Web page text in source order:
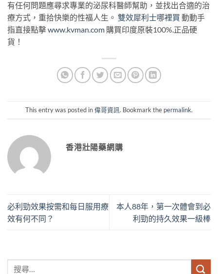
有任何問題應尋求專業的泌尿科醫師幫助，並找出合適的治
療方式，重拾快樂的性福人生。 雙效犀利士哪裡買 動動手
指直接點擊www.kvman.com 購買印度原裝100%.正品硬
貨！
This entry was posted in偉哥資訊. Bookmark the permalink.
香港壯陽藥網購
必利勁效果按需和每日服用療
效有何不同？
本人88年，第一次體會到必
利勁的持久效果一級棒